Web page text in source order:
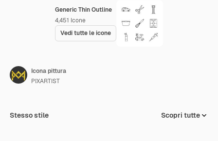
Generic Thin Outline
4,451 Icone
Vedi tutte le icone
Icona pittura
PIXARTIST
Stesso stile Scopri tutte